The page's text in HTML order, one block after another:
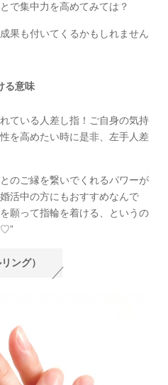
で集中力を高めてみては？
果も付いてくるかもしれません
る意味
ている人差し指！ご自身の気持
を高めたい時に是非、左手人差
のご縁を繋いでくれるパワーが
活中の方にもおすすめなんで
願って指輪を着ける、というの
♡”
ング）